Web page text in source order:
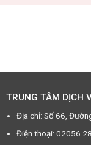
TRUNG TÂM DỊCH
Địa chỉ: Số 66,
Điện thoại: